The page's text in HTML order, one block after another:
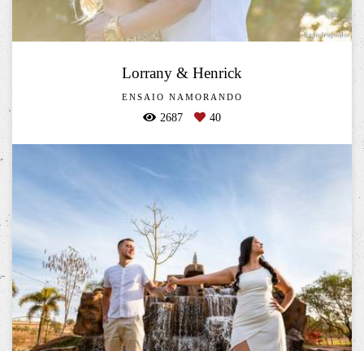
Lorrany & Henrick
ENSAIO NAMORANDO
2687 40